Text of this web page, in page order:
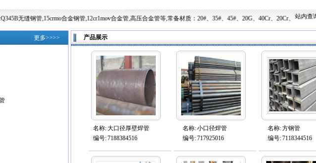
无缝钢管,15crmo合金钢管,12cr1mov合金管,高压合金管等,常备材质：20#、35#、45#、20G、40Cr、20Cr、16Mn-站内查
更多>>>> 产品展示
名称:大口径厚壁焊管
编号:7188384516
名称:小口径焊管
编号:717925016
名称:方钢管
编号:7118344516